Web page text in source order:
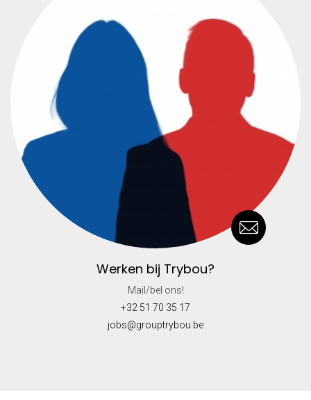
Werken bij Trybou?
Mail/bel ons!
+32 51 70 35 17
jobs@grouptrybou.be